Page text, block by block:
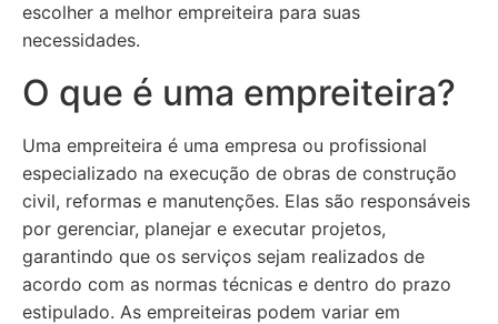
escolher a melhor empreiteira para suas
necessidades.
O que é uma empreiteira?
Uma empreiteira é uma empresa ou profissional
especializado na execução de obras de construção
civil, reformas e manutenções. Elas são responsáveis
por gerenciar, planejar e executar projetos,
garantindo que os serviços sejam realizados de
acordo com as normas técnicas e dentro do prazo
estipulado. As empreiteiras podem variar em